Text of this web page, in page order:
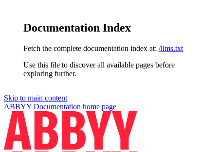
Documentation Index
Fetch the complete documentation index at: /llms.txt
Use this file to discover all available pages before
exploring further.
Skip to main content
ABBYY Documentation home page